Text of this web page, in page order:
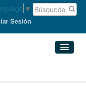
▼
Sesión